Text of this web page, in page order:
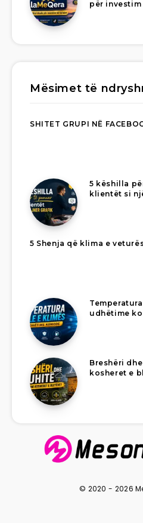
për
Mësimet të
SHITET GRUPI NË
5 këshilla
klientët si
5 Shenja që klima e
udhëtime
Breshëri
kosheret e
© 2020 - 2026